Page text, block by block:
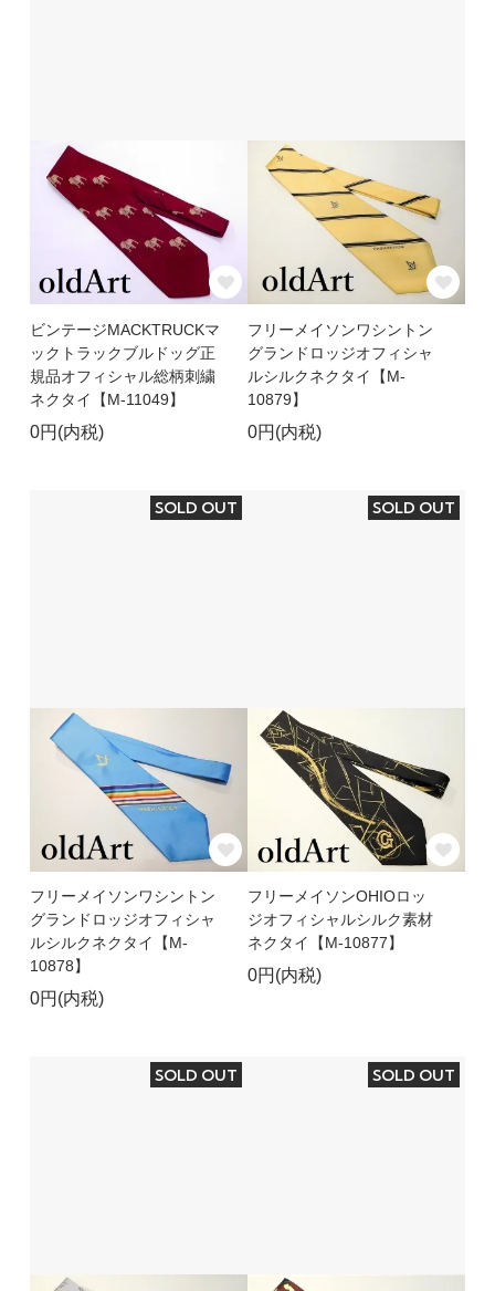
ビンテージMACKTRUCKマ
ックトラックブルドッグ正
規品オフィシャル総柄刺繍
ネクタイ【M-11049】
0円(内税)
フリーメイソンワシントン
グランドロッジオフィシャ
ルシルクネクタイ【M-
10879】
0円(内税)
SOLD OUT
フリーメイソンワシントン
グランドロッジオフィシャ
ルシルクネクタイ【M-
10878】
0円(内税)
SOLD OUT
フリーメイソンOHIOロッ
ジオフィシャルシルク素材
ネクタイ【M-10877】
0円(内税)
SOLD OUT SOLD OUT